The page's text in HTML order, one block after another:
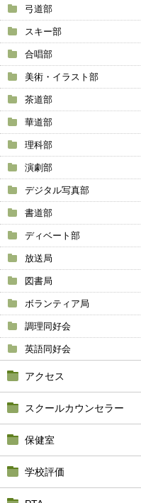
弓道部
スキー部
合唱部
美術・イラスト部
茶道部
華道部
理科部
演劇部
デジタル写真部
書道部
ディベート部
放送局
図書局
ボランティア局
調理同好会
英語同好会
アクセス
スクールカウンセラー
保健室
学校評価